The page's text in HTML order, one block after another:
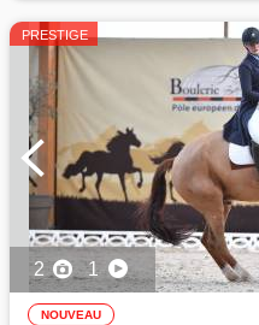
PRESTIGE
2 1
NOUVEAU